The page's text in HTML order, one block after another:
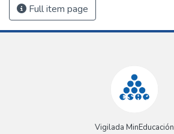
Full item page
Vigilada MinEducación